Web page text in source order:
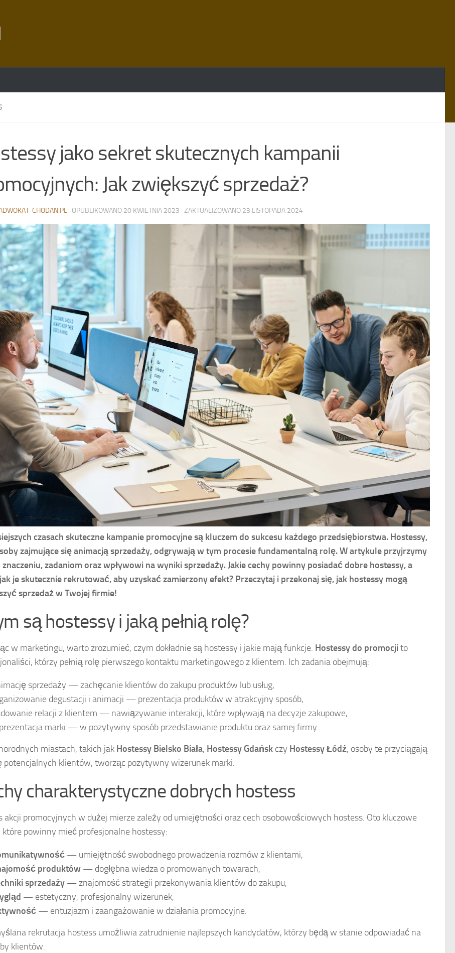
jako sekret skutecznych kampanii
Jak zwiększyć sprzedaż?
CHODAN.PL · OPUBLIKOWANO 20 KWIETNIA 2023 · ZAKTUALIZOWANO 23 LISTOPADA 2024
czasach skuteczne kampanie promocyjne są kluczem do sukcesu każdego przedsiębiorstwa. Hostessy,
zajmujące się animacją sprzedaży, odgrywają w tym procesie fundamentalną rolę. W artykule przyjrzymy
znaczeniu, zadaniom oraz wpływowi na wyniki sprzedaży. Jakie cechy powinny posiadać dobre hostessy, a
je skutecznie rekrutować, aby uzyskać zamierzony efekt? Przeczytaj i przekonaj się, jak hostessy mogą
sprzedaż w Twojej firmie!
są hostessy i jaką pełnią rolę?
w marketingu, warto zrozumieć, czym dokładnie są hostessy i jakie mają funkcje. Hostessy do promocji to
którzy pełnią rolę pierwszego kontaktu marketingowego z klientem. Ich zadania obejmują:
sprzedaży — zachęcanie klientów do zakupu produktów lub usług,
degustacji i animacji — prezentacja produktów w atrakcyjny sposób,
relacji z klientem — nawiązywanie interakcji, które wpływają na decyzje zakupowe,
marki — w pozytywny sposób przedstawianie produktu oraz samej firmy.
miastach, takich jak Hostessy Bielsko Biała, Hostessy Gdańsk czy Hostessy Łódź, osoby te przyciągają
potencjalnych klientów, tworząc pozytywny wizerunek marki.
charakterystyczne dobrych hostess
akcji promocyjnych w dużej mierze zależy od umiejętności oraz cech osobowościowych hostess. Oto kluczowe
które powinny mieć profesjonalne hostessy:
— umiejętność swobodnego prowadzenia rozmów z klientami,
produktów — dogłębna wiedza o promowanych towarach,
sprzedaży — znajomość strategii przekonywania klientów do zakupu,
— estetyczny, profesjonalny wizerunek,
— entuzjazm i zaangażowanie w działania promocyjne.
rekrutacja hostess umożliwia zatrudnienie najlepszych kandydatów, którzy będą w stanie odpowiadać na
klientów.